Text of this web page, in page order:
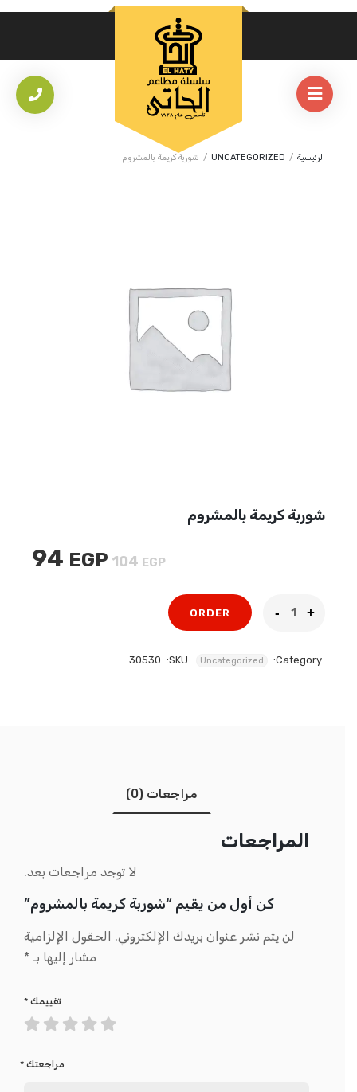
الرئيسية /
UNCATEGORIZED
/ شوربة كريمة بالمشروم
شوربة كريمة بالمشروم
104EGP
السعر
94 EGP
ORDER
Category:
Uncategorized
SKU:
30530
مراجعات (0)
المراجعات
لا توجد مراجعات بعد.
كن أول من يقيم “شوربة كريمة بالمشروم”
لن يتم نشر عنوان بريدك الإلكتروني. الحقول الإلزامية
مشار إليها بـ *
تقييمك *
مراجعتك *